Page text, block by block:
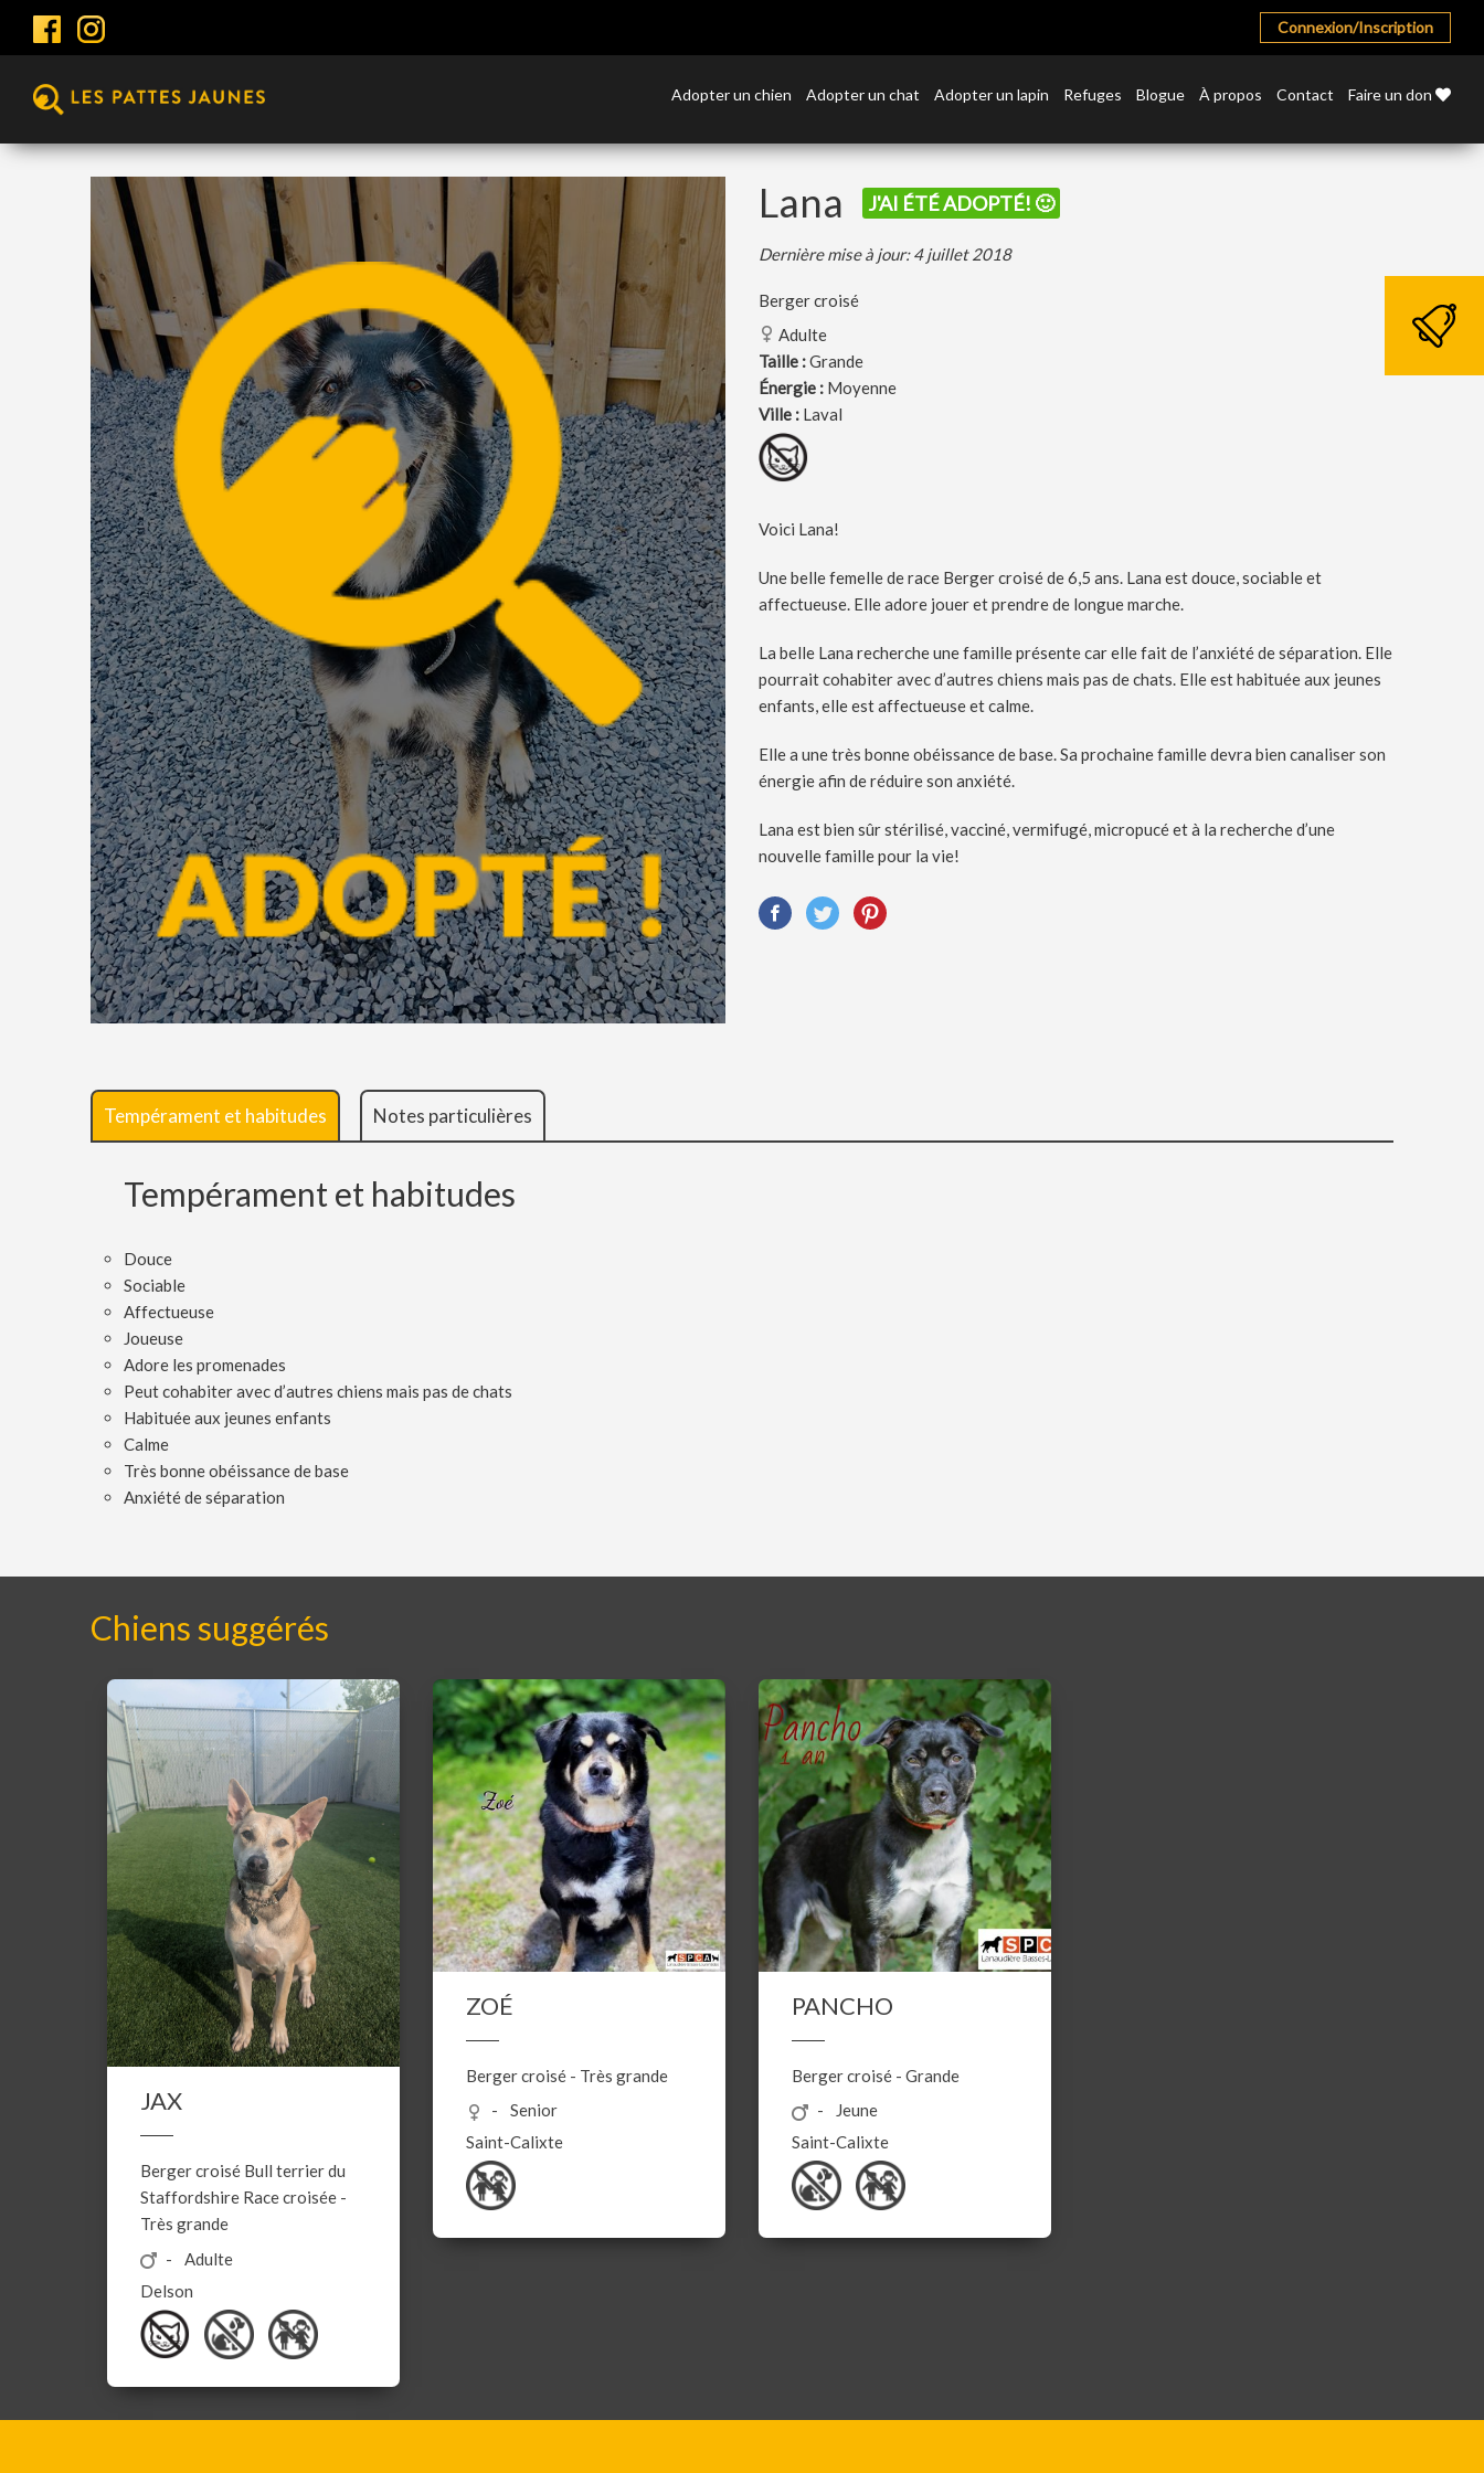
Connexion/Inscription
Adopter un chien Adopter un chat Adopter un lapin Refuges Blogue À propos Contact Faire un don
Lana J'AI ÉTÉ ADOPTÉ! 🙂
Dernière mise à jour: 4 juillet 2018
Berger croisé
Adulte
Taille :Grande
Énergie : Moyenne
Ville : Laval
Voici Lana!
Une belle femelle de race Berger croisé de 6,5 ans. Lana est douce, sociable et
affectueuse. Elle adore jouer et prendre de longue marche.
La belle Lana recherche une famille présente car elle fait de l’anxiété de séparation. Elle
pourrait cohabiter avec d’autres chiens mais pas de chats. Elle est habituée aux jeunes
enfants, elle est affectueuse et calme.
Elle a une très bonne obéissance de base. Sa prochaine famille devra bien canaliser son
énergie afin de réduire son anxiété.
Lana est bien sûr stérilisé, vacciné, vermifugé, micropucé et à la recherche d’une
nouvelle famille pour la vie!
Tempérament et habitudes Notes particulières
Tempérament et habitudes
Douce
Sociable
Affectueuse
Joueuse
Adore les promenades
Peut cohabiter avec d’autres chiens mais pas de chats
Habituée aux jeunes enfants
Calme
Très bonne obéissance de base
Anxiété de séparation
Chiens suggérés
JAX
Berger croisé Bull terrier du
Staffordshire Race croisée -
Très grande
Adulte
Delson
ZOÉ
Berger croisé - Très grande
Senior
Saint-Calixte
PANCHO
Berger croisé - Grande
Jeune
Saint-Calixte